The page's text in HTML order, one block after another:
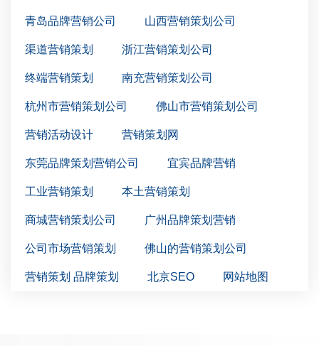
青岛品牌营销公司 山西营销策划公司
渠道营销策划 浙江营销策划公司
终端营销策划 南充营销策划公司
杭州市营销策划公司 佛山市营销策划公司
营销活动设计 营销策划网
东莞品牌策划营销公司 宜宾品牌营销
工业营销策划 本土营销策划
商城营销策划公司 广州品牌策划营销
公司市场营销策划 佛山的营销策划公司
营销策划 品牌策划 北京SEO 网站地图